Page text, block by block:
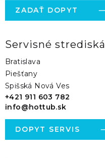
ZADAŤ DOPYT
Servisné strediská
Bratislava
Piešťany
Spišská Nová Ves
+421 911 603 782
info@hottub.sk
DOPYT SERVIS